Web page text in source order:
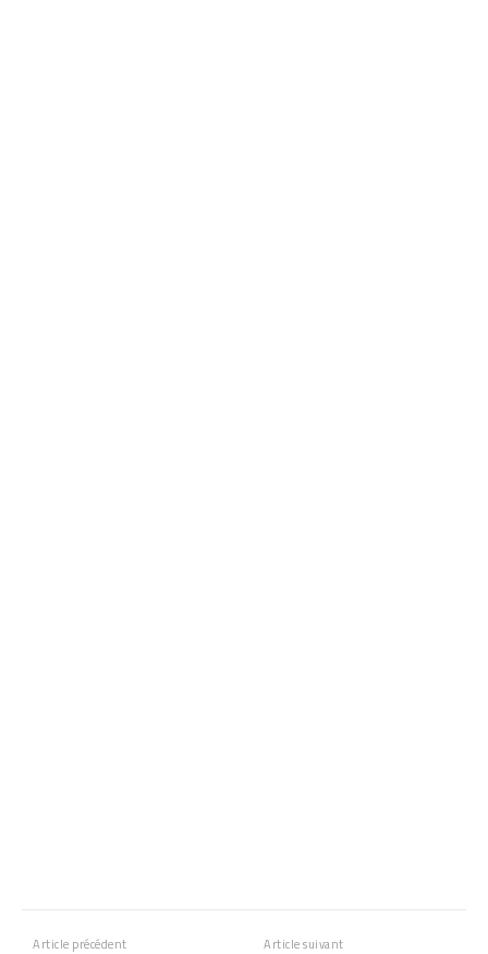
Article précédent Article suivant